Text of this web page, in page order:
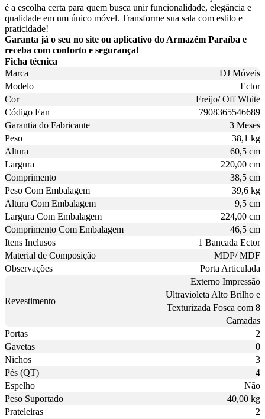
é a escolha certa para quem busca unir funcionalidade, elegância e
qualidade em um único móvel. Transforme sua sala com estilo e
praticidade!
Garanta já o seu no site ou aplicativo do Armazém Paraíba e
receba com conforto e segurança!
Ficha técnica
Marca
DJ Móveis
Modelo
Ector
Cor
Freijo/ Off White
Código Ean
7908365546689
Garantia do Fabricante
3 Meses
Peso
38,1 kg
Altura
60,5 cm
Largura
220,00 cm
Comprimento
38,5 cm
Peso Com Embalagem
39,6 kg
Altura Com Embalagem
9,5 cm
Largura Com Embalagem
224,00 cm
Comprimento Com Embalagem
46,5 cm
Itens Inclusos
1 Bancada Ector
Material de Composição
MDP/ MDF
Observações
Porta Articulada
Revestimento
Externo Impressão
Ultravioleta Alto Brilho e
Texturizada Fosca com 8
Camadas
Portas
2
Gavetas
0
Nichos
3
Pés (QT)
4
Espelho
Não
Peso Suportado
40,00 kg
Prateleiras
2